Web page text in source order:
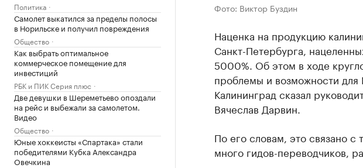
Политика
Самолет выкатился за пределы полосы
в Норильске и получил повреждения
Общество
Как выбрать оптимальное
коммерческое помещение для
инвестиций
РБК и ПИК Серия плюс
Две девушки в Шереметьево опоздали
на рейс и выбежали за самолетом.
Видео
Общество
Юные хоккеисты «Спартака» стали
победителями Кубка Александра
Овечкина
Фото: Виктор Буздин
Наценка на продукцию
Санкт-Петербурга,
5000%. Об этом в ходе
проблемы и возможности для
Калининград сказал
Вячеслав Дарвин.
По его словам, это связано с
много гидов-переводчиков,